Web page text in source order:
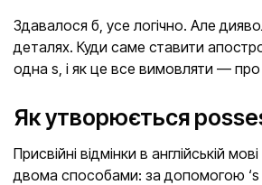
Здавалося б, усе логічно. Але
деталях. Куди саме ставити
одна s, і як це все вимовляти — про
Як утворюється
Присвійні відмінки в англійській
двома способами: за допомогою